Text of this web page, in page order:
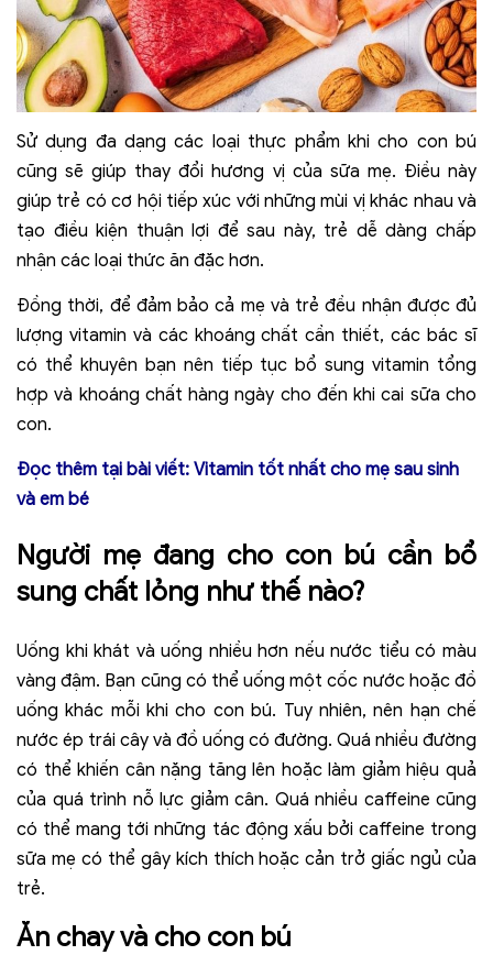
Sử dụng đa dạng các loại thực phẩm khi cho con bú
cũng sẽ giúp thay đổi hương vị của sữa mẹ. Điều này
giúp trẻ có cơ hội tiếp xúc với những mùi vị khác nhau và
tạo điều kiện thuận lợi để sau này, trẻ dễ dàng chấp
nhận các loại thức ăn đặc hơn.
Đồng thời, để đảm bảo cả mẹ và trẻ đều nhận được đủ
lượng vitamin và các khoáng chất cần thiết, các bác sĩ
có thể khuyên bạn nên tiếp tục bổ sung vitamin tổng
hợp và khoáng chất hàng ngày cho đến khi cai sữa cho
con.
Đọc thêm tại bài viết: Vitamin tốt nhất cho mẹ sau sinh
và em bé
Người mẹ đang cho con bú cần bổ
sung chất lỏng như thế nào?
Uống khi khát và uống nhiều hơn nếu nước tiểu có màu
vàng đậm. Bạn cũng có thể uống một cốc nước hoặc đồ
uống khác mỗi khi cho con bú. Tuy nhiên, nên hạn chế
nước ép trái cây và đồ uống có đường. Quá nhiều đường
có thể khiến cân nặng tăng lên hoặc làm giảm hiệu quả
của quá trình nỗ lực giảm cân. Quá nhiều caffeine cũng
có thể mang tới những tác động xấu bởi caffeine trong
sữa mẹ có thể gây kích thích hoặc cản trở giấc ngủ của
trẻ.
Ăn chay và cho con bú